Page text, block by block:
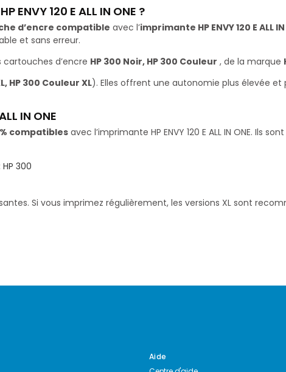
120 E ALL IN ONE ?
d’encre compatible avec l’imprimante HP ENVY 120 E ALL IN
et sans erreur.
d’encre HP 300 Noir, HP 300 Couleur , de la marque
HP 300 Couleur XL). Elles offrent une autonomie plus élevée
IN ONE
compatibles avec l’imprimante HP ENVY 120 E ALL IN ONE.
HP 300
Si vous imprimez régulièrement, les versions XL sont
Aide